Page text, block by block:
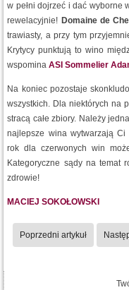
w pełni dojrzeć i dać wyborne
rewelacyjnie! Domaine de
trawiasty, a przy tym
Krytycy punktują to wino
wspominaASI Sommelier
Na koniec pozostaje
wszystkich. Dla niektórych na
stracą całe zbiory. Należy
najlepsze wina wytwarzają Ci
rok dla czerwonych win
Kategoryczne sądy na temat
zdrowie!
MACIEJ SOKOŁOWSKI
Poprzedni artykuł